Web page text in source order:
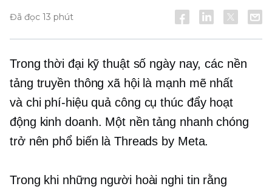
Đã đọc 13 phút
Trong thời đại kỹ thuật số ngày nay, các nền
tảng truyền thông xã hội là mạnh mẽ nhất
và chi phí-hiệu quả công cụ thúc đẩy hoạt
động kinh doanh. Một nền tảng nhanh chóng
trở nên phổ biến là Threads by Meta.
Trong khi những người hoài nghi tin rằng